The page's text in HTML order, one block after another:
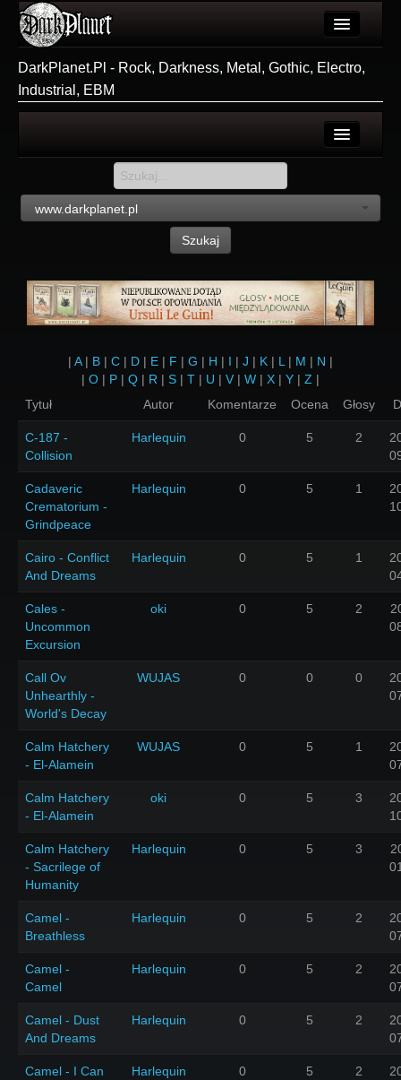
Użytkownicy
Galeria
Forum
DarkPlanet.Pl - Rock, Darkness, Metal, Gothic, Electro,
Industrial, EBM
www.darkplanet.pl
Szukaj
| A| B | C | D | E | F | G | H | I | J | K | L | M | N |
| O | P | Q | R | S | T | U | V | W | X | Y | Z |
Tytuł
Autor Komentarze Ocena Głosy
C-187 -
Collision
Harlequin 0 5 2
Cadaveric
Crematorium -
Grindpeace
Harlequin 0 5 1
Cairo - Conflict
And Dreams
Harlequin 0 5 1
Cales -
Uncommon
Excursion
oki 0 5 2
Call Ov
Unhearthly -
World's Decay
WUJAS 0 0 0
Calm Hatchery
- El-Alamein
WUJAS 0 5 1
Calm Hatchery
- El-Alamein
oki 0 5 3
Calm Hatchery
- Sacrilege of
Humanity
Harlequin 0 5 3
Camel -
Breathless
Harlequin 0 5 2
Camel -
Camel
Harlequin 0 5 2
Camel - Dust
And Dreams
Harlequin 0 5 2
Camel - I Can
Harlequin 0 5 2